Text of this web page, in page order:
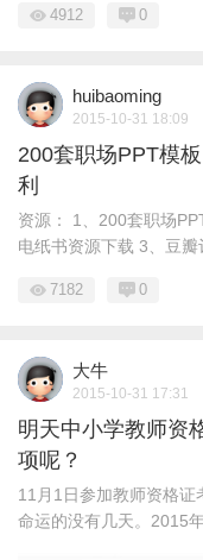
4912 0
huibaoming
2015-10-31 18:09
200套职场PPT模
利
资源： 1、200套职场
电纸书资源下载 3、豆瓣
7182 0
大牛
2015-10-31 17:31
明天中小学教师资
项呢？
11月1日参加教师资格
命运的没有几天。2015